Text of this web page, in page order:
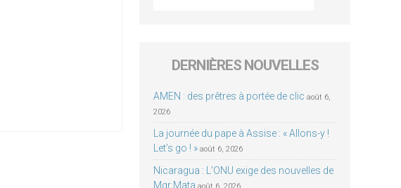
DERNIÈRES NOUVELLES
AMEN : des prêtres à portée de clic août 6,
2026
La journée du pape à Assise : « Allons-y !
Let’s go ! » août 6, 2026
Nicaragua : L’ONU exige des nouvelles de
Mgr Mata